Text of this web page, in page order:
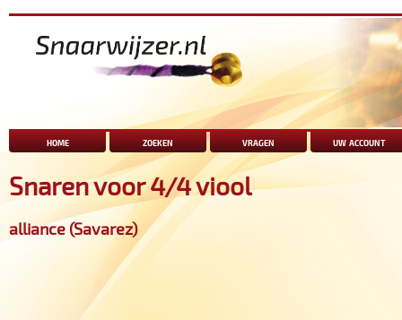
home zoeken vragen uw account
Snaren voor 4/4 viool
alliance (Savarez)